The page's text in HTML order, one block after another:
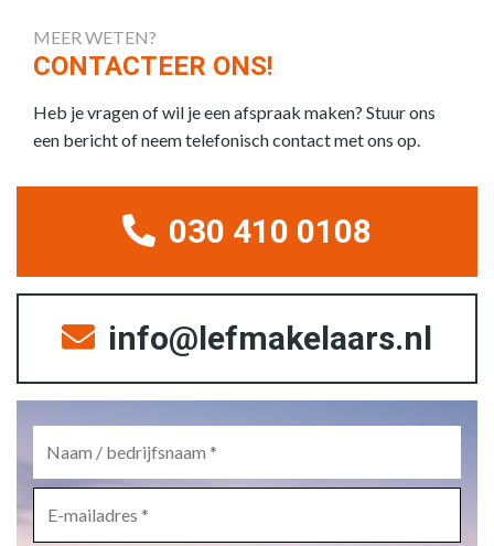
MEER WETEN?
CONTACTEER ONS!
Heb je vragen of wil je een afspraak maken? Stuur ons
een bericht of neem telefonisch contact met ons op.
030 410 0108
info@lefmakelaars.nl
mailadres *